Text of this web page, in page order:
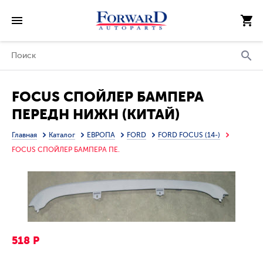
FOCUS СПОЙЛЕР БАМПЕРА
ПЕРЕДН НИЖН (КИТАЙ)
Главная Каталог ЕВРОПА FORD
FORD FOCUS (14-)
FOCUS СПОЙЛЕР БАМПЕРА ПЕ.
518 Р